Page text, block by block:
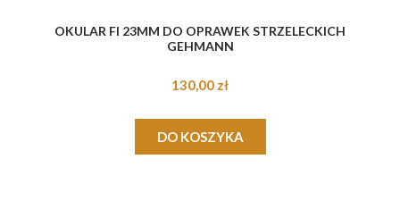
OKULAR FI 23MM DO OPRAWEK STRZELECKICH
GEHMANN
130,00 zł
DO KOSZYKA